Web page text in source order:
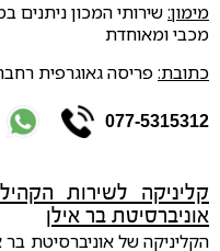
מימון:שירותי המכון ניתנים
מכבי ומאוחדת
כתובת:פריסה גאוגרפית
077-5315312
קליניקה לשירות
אוניברסיטת בר אילן
הקליניקה של אוניברסיטת